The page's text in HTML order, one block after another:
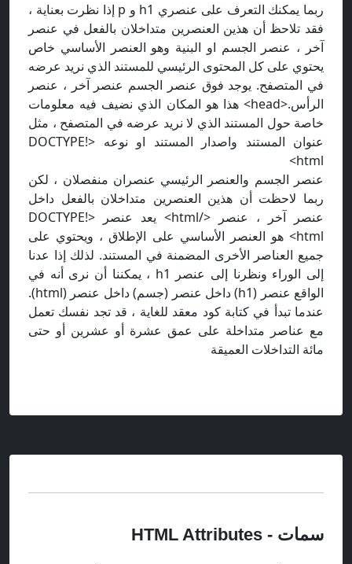
ربما يمكنك التعرف على عنصري h1 و p إذا نظرت بعناية ،
فقد تلاحظ أن هذين العنصرين متداخلان بالفعل في عنصر
آخر ، عنصر الجسم او البنية وهو العنصر الأساسي خاص
يحتوي على كل المحتوى الرئيسي للمستند الذي نريد عرضه
في المتصفح. يوجد فوق عنصر الجسم عنصر آخر ، عنصر
الرأس.<head> هذا هو المكان الذي نضيف فيه معلومات
خاصة حول المستند الذي لا نريد عرضه في المتصفح ، مثل
عنوان المستند واصدار المستند او نوعه <!DOCTYPE
html>
عنصر الجسم والعنصر الرئيسي عنصران منفصلان ، لكن
ربما لاحظت أن هذين العنصرين متداخلان بالفعل داخل
عنصر آخر ، عنصر </html> يعد عنصر <!DOCTYPE
html> هو العنصر الأساسي على الإطلاق ، ويحتوي على
جميع العناصر الأخرى المضمنة في المستند. لذلك إذا عدنا
إلى الوراء ونظرنا إلى عنصر h1 ، يمكننا أن نرى أنه في
الواقع عنصر (h1) داخل عنصر (جسم) داخل عنصر (html).
عندما تبدأ في كتابة كود معقد للغاية ، قد تجد نفسك تعمل
مع عناصر متداخلة على عمق عشرة أو عشرين أو حتى
مائة التداخلات العميقة
سمات - HTML Attributes